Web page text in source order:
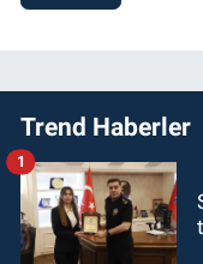
Trend Haberler
1